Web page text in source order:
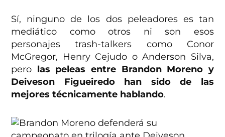
Sí, ninguno de los dos peleadores es tan
mediático como otros ni son esos
personajes trash-talkers como Conor
McGregor, Henry Cejudo o Anderson Silva,
pero las peleas entre Brandon Moreno y
Deiveson Figueiredo han sido de las
mejores técnicamente hablando.